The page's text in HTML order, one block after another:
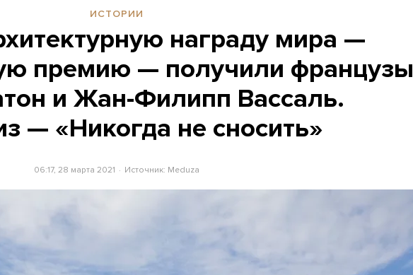
ИСТОРИИ
награду мира —
премию — получили французы
и Жан-Филипп Вассаль.
— «Никогда не сносить»
06:17, 28 марта 2021 Источник: Meduza